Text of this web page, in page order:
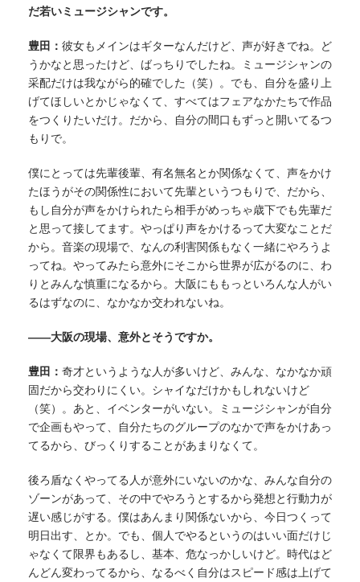
だ若いミュージシャンです。
豊田： 彼女もメインはギターなんだけど、声が好きでね。ど
うかなと思ったけど、ばっちりでしたね。ミュージシャンの
采配だけは我ながら的確でした（笑）。でも、自分を盛り上
げてほしいとかじゃなくて、すべてはフェアなかたちで作品
をつくりたいだけ。だから、自分の間口もずっと開いてるつ
もりで。
僕にとっては先輩後輩、有名無名とか関係なくて、声をかけ
たほうがその関係性において先輩というつもりで、だから、
もし自分が声をかけられたら相手がめっちゃ歳下でも先輩だ
と思って接してます。やっぱり声をかけるって大変なことだ
から。音楽の現場で、なんの利害関係もなく一緒にやろうよ
ってね。やってみたら意外にそこから世界が広がるのに、わ
りとみんな慎重になるから。大阪にももっといろんな人がい
るはずなのに、なかなか交われないね。
——大阪の現場、意外とそうですか。
豊田： 奇才というような人が多いけど、みんな、なかなか頑
固だから交わりにくい。シャイなだけかもしれないけど
（笑）。あと、イベンターがいない。ミュージシャンが自分
で企画もやって、自分たちのグループのなかで声をかけあっ
てるから、びっくりすることがあまりなくて。
後ろ盾なくやってる人が意外にいないのかな、みんな自分の
ゾーンがあって、その中でやろうとするから発想と行動力が
遅い感じがする。僕はあんまり関係ないから、今日つくって
明日出す、とか。でも、個人でやるというのはいい面だけじ
ゃなくて限界もあるし、基本、危なっかしいけど。時代はど
んどん変わってるから、なるべく自分はスピード感は上げて